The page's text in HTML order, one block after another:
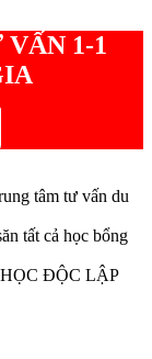
1-1
tâm tư vấn du
tất cả học bổng
ĐỘC LẬP